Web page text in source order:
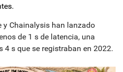
y Chainalysis han lanzado
de 1 s de latencia, una
4 s que se registraban en 2022.